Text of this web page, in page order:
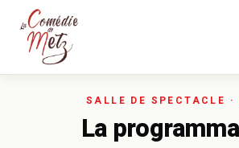
Passer au contenu principal
La